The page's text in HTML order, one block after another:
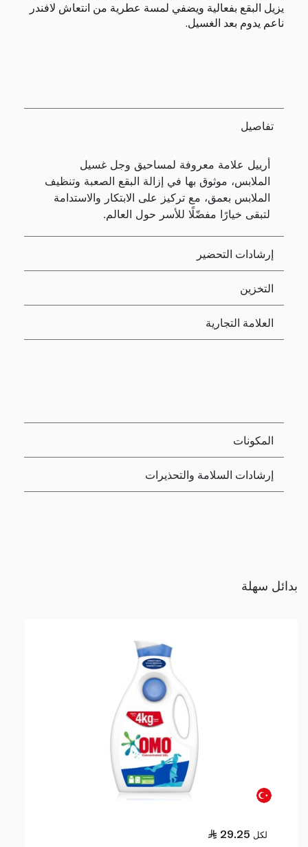
يزيل البقع بفعالية ويضفي لمسة عطرية من انتعاش لافندر
ناعم يدوم بعد الغسيل.
تفاصيل
أرييل علامة معروفة لمساحيق وجل غسيل
الملابس، موثوق بها في إزالة البقع الصعبة وتنظيف
الملابس بعمق، مع تركيز على الابتكار والاستدامة
لتبقى خيارًا مفضّلًا للأسر حول العالم.
إرشادات التحضير
التخزين
العلامة التجارية
المكونات
إرشادات السلامة والتحذيرات
بدائل سهلة
29.25 لكل